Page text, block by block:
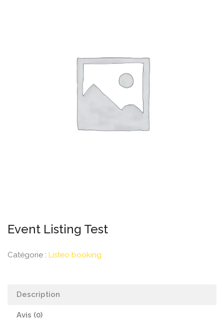
Event Listing Test
Catégorie : Listeo booking
Description
Avis (0)